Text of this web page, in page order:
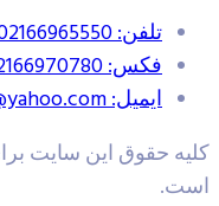
تلفن: 02166965550
فکس: 02166970780
ایمیل: padjameh@yahoo.com
حقوق این سایت برای